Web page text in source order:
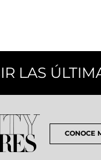
LAS
CONOCE